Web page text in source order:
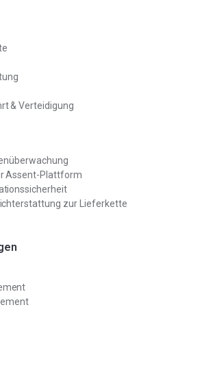
& Verteidigung
Assent-Plattform
zur Lieferkette